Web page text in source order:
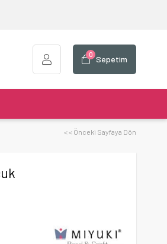
Sepetim
0
< < Önceki Sayfaya Dön